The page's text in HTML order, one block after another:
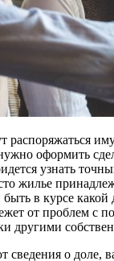
распоряжаться
оформить
узнать
жилье
в курсе какой
от проблем с
другими
сведения о доле,